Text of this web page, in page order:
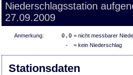
Niederschlagsstation
27.09.2009
Anmerkung: 0,0 = nicht messbarer
- = kein Niederschlag
Stationsdaten